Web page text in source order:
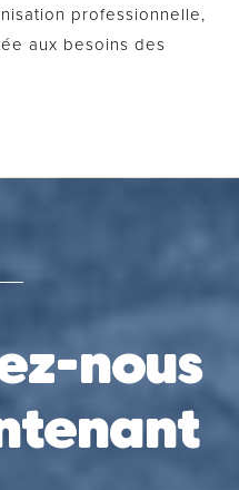
professionnelle,
aux besoins des
nous